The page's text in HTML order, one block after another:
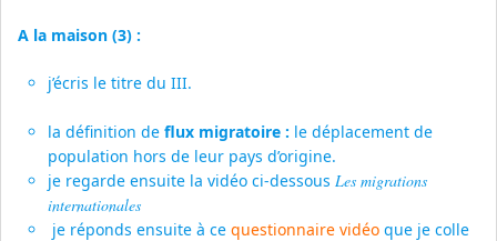
A la maison (3) :
j’écris le titre du III.
la définition de flux migratoire : le déplacement de
population hors de leur pays d’origine.
je regarde ensuite la vidéo ci-dessous Les migrations
internationales
je réponds ensuite à ce questionnaire vidéoque je colle